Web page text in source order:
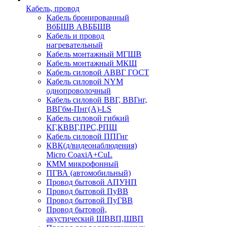
Кабель, провод
Кабель бронированный
ВбБШВ АВББШВ
Кабель и провод
нагревательный
Кабель монтажный МГШВ
Кабель монтажный МКШ
Кабель силовой АВВГ ГОСТ
Кабель силовой NYM
однопроволочный
Кабель силовой ВВГ, ВВГнг,
ВВГбм-Пнг(А)-LS
Кабель силовой гибкий
КГ,КВВГ,ПРС,РПШ
Кабель силовой ППГнг
КВК(д/видеонаблюдения)
Micro CoaxiA+CuL
КММ микрофонный
ПГВА (автомобильный)
Провод бытовой АПУНП
Провод бытовой ПуВВ
Провод бытовой ПуГВВ
Провод бытовой,
акустический ШВВП,ШВП